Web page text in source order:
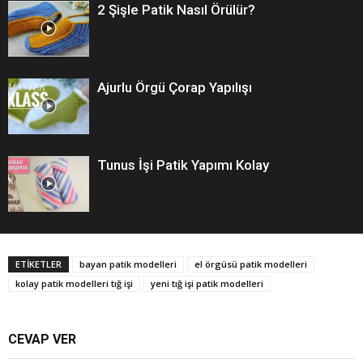
2 Şişle Patik Nasıl Örülür?
Ajurlu Örgü Çorap Yapılışı
Tunus İşi Patik Yapımı Kolay
ETİKETLER bayan patik modelleri
el örgüsü patik modelleri
kolay patik modelleri tığ işi
yeni tığ işi patik modelleri
CEVAP VER